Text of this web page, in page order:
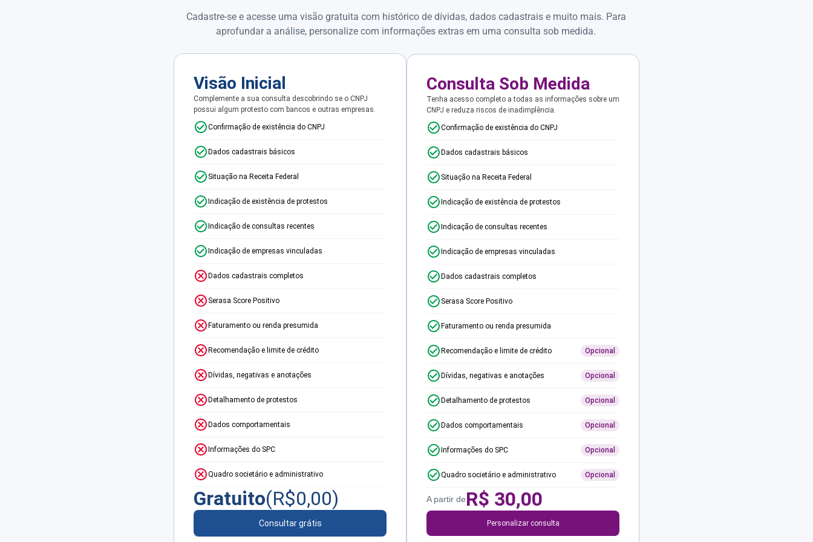
Cadastre-se e acesse uma visão gratuita com histórico de dívidas, dados cadastrais e muito mais. Para
aprofundar a análise, personalize com informações extras em uma consulta sob medida.
Visão Inicial
Complemente a sua consulta descobrindo se o CNPJ
possui algum protesto com bancos e outras empresas.
Confirmação de existência do CNPJ
Dados cadastrais básicos
Situação na Receita Federal
Indicação de existência de protestos
Indicação de consultas recentes
Indicação de empresas vinculadas
Dados cadastrais completos
Serasa Score Positivo
Faturamento ou renda presumida
Recomendação e limite de crédito
Dívidas, negativas e anotações
Detalhamento de protestos
Dados comportamentais
Informações do SPC
Quadro societário e administrativo
Gratuito(R$0,00)
Consultar grátis
Consulta Sob Medida
Tenha acesso completo a todas as informações sobre um
CNPJ e reduza riscos de inadimplência.
Confirmação de existência do CNPJ
Dados cadastrais básicos
Situação na Receita Federal
Indicação de existência de protestos
Indicação de consultas recentes
Indicação de empresas vinculadas
Dados cadastrais completos
Serasa Score Positivo
Faturamento ou renda presumida
Recomendação e limite de crédito Opcional
Dívidas, negativas e anotações Opcional
Detalhamento de protestos Opcional
Dados comportamentais Opcional
Informações do SPC Opcional
Quadro societário e administrativo Opcional
A partir deR$ 30,00
Personalizar consulta